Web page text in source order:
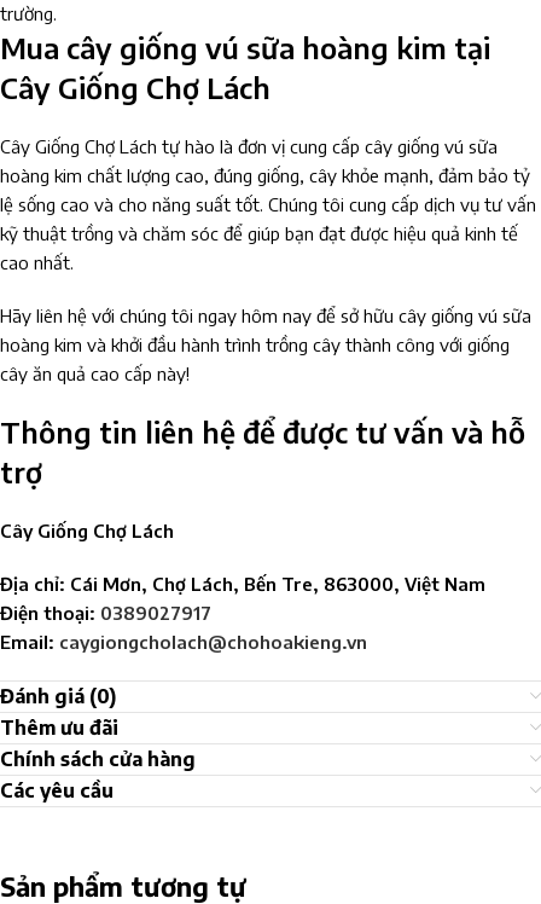
trường.
Mua cây giống vú sữa hoàng kim tại
Cây Giống Chợ Lách
Cây Giống Chợ Lách tự hào là đơn vị cung cấp cây giống vú sữa
hoàng kim chất lượng cao, đúng giống, cây khỏe mạnh, đảm bảo tỷ
lệ sống cao và cho năng suất tốt. Chúng tôi cung cấp dịch vụ tư vấn
kỹ thuật trồng và chăm sóc để giúp bạn đạt được hiệu quả kinh tế
cao nhất.
Hãy liên hệ với chúng tôi ngay hôm nay để sở hữu cây giống vú sữa
hoàng kim và khởi đầu hành trình trồng cây thành công với giống
cây ăn quả cao cấp này!
Thông tin liên hệ để được tư vấn và hỗ
trợ
Cây Giống Chợ Lách
Địa chỉ: Cái Mơn, Chợ Lách, Bến Tre, 863000, Việt Nam
Điện thoại: 0389027917
Email: caygiongcholach@chohoakieng.vn
Đánh giá (0)
Thêm ưu đãi
Chính sách cửa hàng
Các yêu cầu
Sản phẩm tương tự